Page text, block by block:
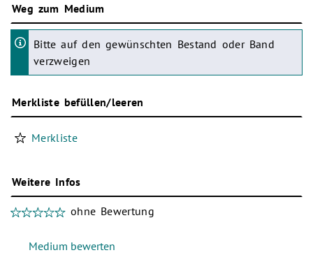
Weg zum Medium
Bitte auf den gewünschten Bestand oder Band
verzweigen
Merkliste befüllen/leeren
Merkliste
Weitere Infos
ohne Bewertung